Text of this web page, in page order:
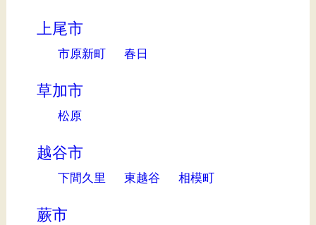
上尾市
市原新町 春日
草加市
松原
越谷市
下間久里 東越谷 相模町
蕨市